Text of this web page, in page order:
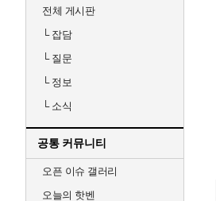
전체 게시판
└잡담
└질문
└정보
└소식
공통 커뮤니티
오픈 이슈 갤러리
오늘의 핫벤